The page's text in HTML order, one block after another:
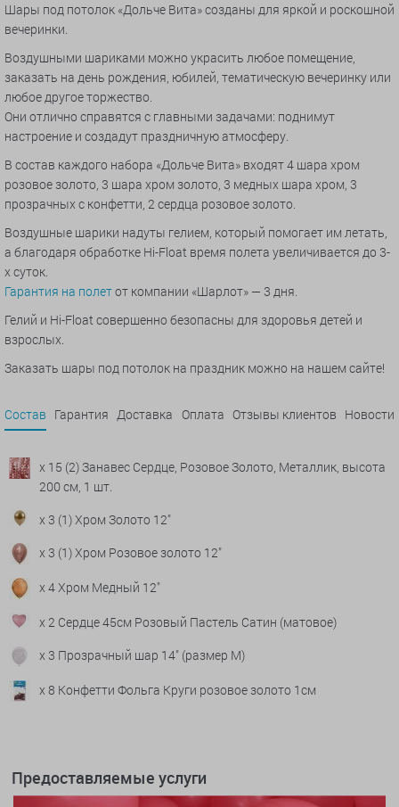
Шары под потолок «Дольче Вита» созданы для яркой и роскошной
вечеринки.
Воздушными шариками можно украсить любое помещение,
заказать на день рождения, юбилей, тематическую вечеринку или
любое другое торжество.
Они отлично справятся с главными задачами: поднимут
настроение и создадут праздничную атмосферу.
В состав каждого набора «Дольче Вита» входят 4 шара хром
розовое золото, 3 шара хром золото, 3 медных шара хром, 3
прозрачных с конфетти, 2 сердца розовое золото.
Воздушные шарики надуты гелием, который помогает им летать,
а благодаря обработке Hi-Float время полета увеличивается до 3-
х суток.
Гарантия на полетот компании «Шарлот» — 3 дня.
Гелий и Hi-Float совершенно безопасны для здоровья детей и
взрослых.
Заказать шары под потолок на праздник можно на нашем сайте!
Состав Гарантия Доставка Оплата Отзывы клиентов Новости
x 15 (2) Занавес Сердце, Розовое Золото, Металлик, высота
200 см, 1 шт.
x 3 (1) Хром Золото 12"
x 3 (1) Хром Розовое золото 12"
x 4 Хром Медный 12"
x 2 Сердце 45см Розовый Пастель Сатин (матовое)
x 3 Прозрачный шар 14" (размер М)
x 8 Конфетти Фольга Круги розовое золото 1см
Предоставляемые услуги